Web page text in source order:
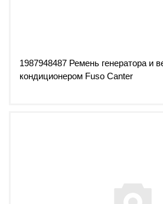
1987948487 Ремень генератора и
кондиционером Fuso Canter